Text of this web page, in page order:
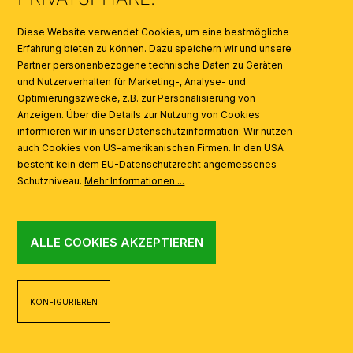
AI
Diese Website verwendet Cookies, um eine bestmögliche
Erfahrung bieten zu können. Dazu speichern wir und unsere
Partner personenbezogene technische Daten zu Geräten
und Nutzerverhalten für Marketing-, Analyse- und
Optimierungszwecke, z.B. zur Personalisierung von
Anzeigen. Über die Details zur Nutzung von Cookies
informieren wir in unser Datenschutzinformation. Wir nutzen
auch Cookies von US-amerikanischen Firmen. In den USA
besteht kein dem EU-Datenschutzrecht angemessenes
Schutzniveau.Mehr Informationen ...
ALLE COOKIES AKZEPTIEREN
KONFIGURIEREN